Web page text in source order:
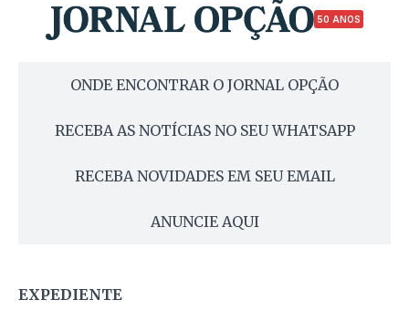
50 ANOS
ONDE ENCONTRAR O JORNAL OPÇÃO
RECEBA AS NOTÍCIAS NO SEU WHATSAPP
RECEBA NOVIDADES EM SEU EMAIL
ANUNCIE AQUI
EXPEDIENTE